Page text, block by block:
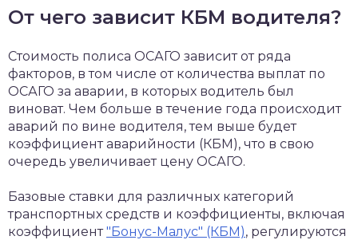
От чего зависит КБМ водителя?
Стоимость полиса ОСАГО зависит от ряда
факторов, в том числе от количества выплат по
ОСАГО за аварии, в которых водитель был
виноват. Чем больше в течение года происходит
аварий по вине водителя, тем выше будет
коэффициент аварийности (КБМ), что в свою
очередь увеличивает цену ОСАГО.
Базовые ставки для различных категорий
транспортных средств и коэффициенты, включая
коэффициент"Бонус-Малус" (КБМ), регулируются